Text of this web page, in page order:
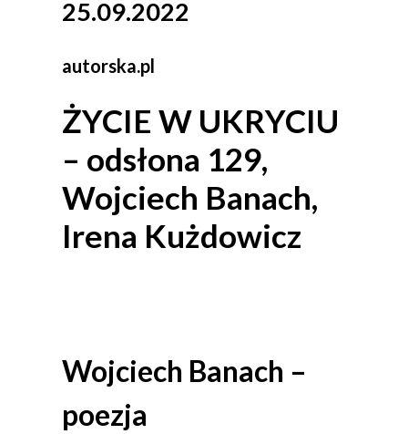
25.09.2022
autorska.pl
ŻYCIE W UKRYCIU
– odsłona 129,
Wojciech Banach,
Irena Kużdowicz
Wojciech Banach –
poezja